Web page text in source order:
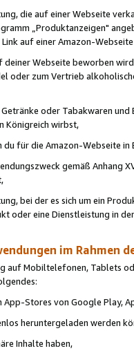
die auf einer Webseite
„Produktanzeigen"
auf einer Amazon-
Webseite beworben
oder zum Vertrieb
oder Tabakwaren
Königreich wirbst,
für die Amazon-Webseite in
gemäß Anhang
bei der es sich um ein
oder eine Dienstleistung in
im Rahmen
auf Mobiltelefonen, Tablets
App-Stores von Google Play,
heruntergeladen werden
Inhalte haben,